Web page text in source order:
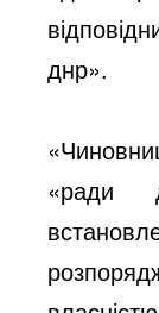
днр».
«ради